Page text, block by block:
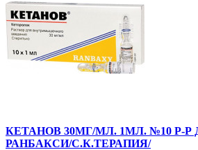
КЕТАНОВ 30МГ/МЛ. 1МЛ. №10 Р-Р
РАНБАКСИ/С.К.ТЕРАПИЯ/